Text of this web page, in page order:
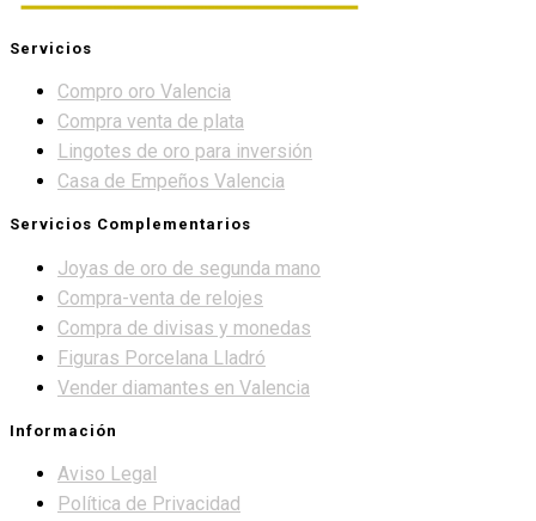
Servicios
Compro oro Valencia
Compra venta de plata
Lingotes de oro para inversión
Casa de Empeños Valencia
Servicios Complementarios
Joyas de oro de segunda mano
Compra-venta de relojes
Compra de divisas y monedas
Figuras Porcelana Lladró
Vender diamantes en Valencia
Información
Aviso Legal
Política de Privacidad